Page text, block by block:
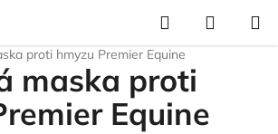
Hledat
KOŠÍK
proti hmyzu Premier Equine
maska proti
Equine